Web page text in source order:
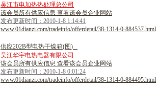
吴江市电加热热处理总公司
该会员所有供应信息 查看该会员企业网站
发布更新时间：2010-1-8 1:14:41
www.01dianzi.com/tradeinfo/offerdetail/38-1314-0-884537.html
供应202B型电热干燥箱(图)
吴江华宇电热电器有限公司
该会员所有供应信息 查看该会员企业网站
发布更新时间：2010-1-8 0:01:24
www.01dianzi.com/tradeinfo/offerdetail/38-1314-0-884495.html